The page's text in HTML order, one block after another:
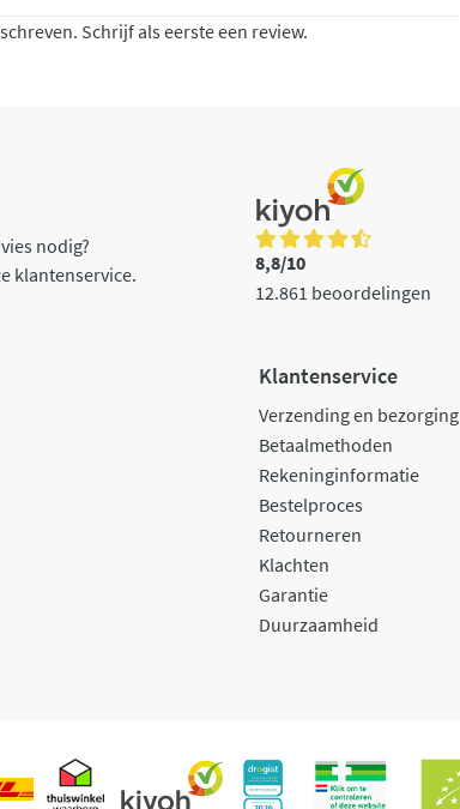
Schrijf als eerste een review.
nodig?
klantenservice.
8,8/10
12.861 beoordelingen
Klantenservice
Verzending en bezorging
Betaalmethoden
Rekeninginformatie
Bestelproces
Retourneren
Klachten
Garantie
Duurzaamheid